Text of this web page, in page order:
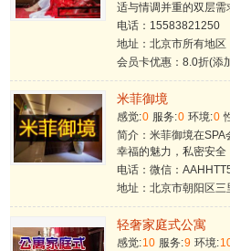
适与情调并重的双层需
电话：15583821250
地址：北京市所有地区
会员卡优惠：8.0折(添
米菲御境
感觉:0 服务:0 环境:0
简介：米菲御境在
幸福的魅力，私密安
电话：微信：
地址：北京市朝阳区三
轻奢家庭式公寓
感觉:10 服务:9 环境: